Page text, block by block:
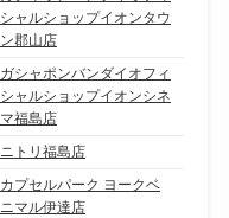
シャルショップイオンタウ
ン郡山店
ガシャポンバンダイオフィ
シャルショップイオンシネ
マ福島店
ニトリ福島店
カプセルパーク ヨークベ
ニマル伊達店